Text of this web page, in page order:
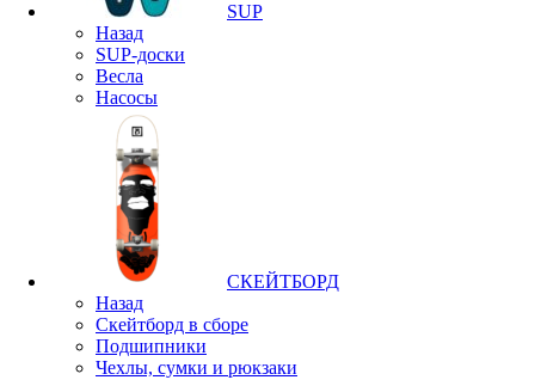
SUP
Назад
SUP-доски
Весла
Насосы
СКЕЙТБОРД
Назад
Скейтборд в сборе
Подшипники
Чехлы, сумки и рюкзаки